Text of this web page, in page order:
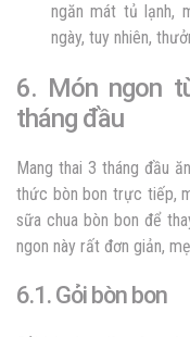
ngăn mát tủ lạnh,
ngày, tuy nhiên,
6. Món ngon
tháng đầu
Mang thai 3 tháng đầu
thức bòn bon trực tiếp,
sữa chua bòn bon để
ngon này rất đơn giản,
6.1. Gỏi bòn bon